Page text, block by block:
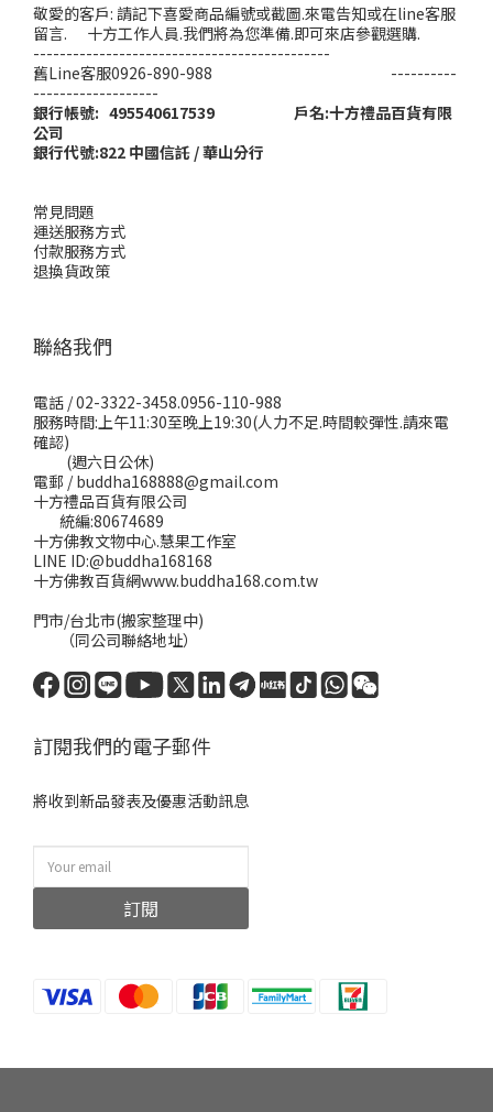
敬愛的客戶: 請記下喜愛商品編號或截圖.來電告知或在line客服
留言. 十方工作人員.我們將為您準備.即可來店參觀選購.
---------------------------------------------
舊Line客服0926-890-988 ----------
-------------------
銀行帳號: 495540617539 戶名:十方禮品百貨有限
公司
銀行代號:822 中國信託 / 華山分行
常見問題
運送服務方式
付款服務方式
退換貨政策
聯絡我們
電話 / 02-3322-3458.0956-110-988
服務時間:上午11:30至晚上19:30(人力不足.時間較彈性.請來電
確認)
(週六日公休)
電郵 / buddha168888@gmail.com
十方禮品百貨有限公司
統編:80674689
十方佛教文物中心.慧果工作室
LINE ID:@buddha168168
十方佛教百貨網www.buddha168.com.tw
門市/台北市(搬家整理中)
（同公司聯絡地址）
訂閱我們的電子郵件
將收到新品發表及優惠活動訊息
訂閱